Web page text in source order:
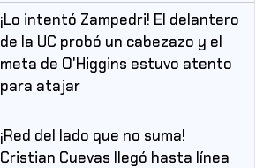
¡Lo intentó Zampedri! El delantero
de la UC probó un cabezazo y el
meta de O'Higgins estuvo atento
para atajar
¡Red del lado que no suma!
Cristian Cuevas llegó hasta línea